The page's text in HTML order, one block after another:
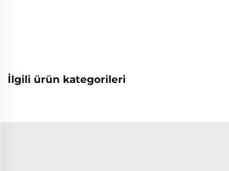
İlgili ürün kategorileri